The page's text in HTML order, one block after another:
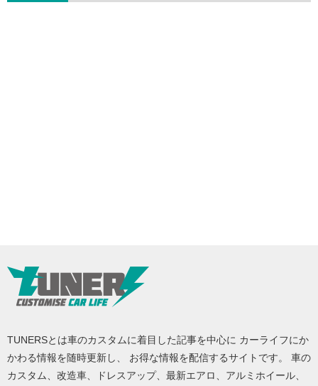
TUNERSとは車のカスタムに着目した記事を中心に カーライフにか
かわる情報を随時更新し、 お得な情報を配信するサイトです。 車の
カスタム、改造車、ドレスアップ、最新エアロ、アルミホイール、